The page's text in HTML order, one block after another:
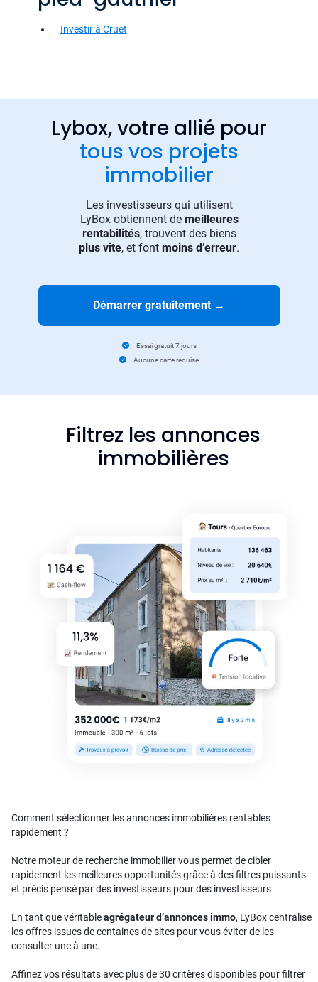
Investir à Cruet
Lybox, votre allié pour
tous vos projets
immobilier
Les investisseurs qui utilisent
LyBox obtiennent de meilleures
rentabilités, trouvent des biens
plus vite, et font moins d’erreur.
Démarrer gratuitement →
Essai gratuit 7 jours
Aucune carte requise
Filtrez les annonces
immobilières
Comment sélectionner les annonces immobilières rentables
rapidement ?
Notre moteur de recherche immobilier vous permet de cibler
rapidement les meilleures opportunités grâce à des filtres puissants
et précis pensé par des investisseurs pour des investisseurs
En tant que véritableagrégateur d’annonces immo, LyBox centralise
les offres issues de centaines de sites pour vous éviter de les
consulter une à une.
Affinez vos résultats avec plus de 30 critères disponibles pour filtrer